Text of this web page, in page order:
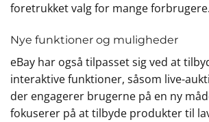
foretrukket valg for mange forbrugere.
Nye funktioner og muligheder
eBay har også tilpasset sig ved at
interaktive funktioner, såsom live-
der engagerer brugerne på en ny
fokuserer på at tilbyde produkter til